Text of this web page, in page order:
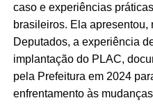
caso e experiências
brasileiros. Ela
Deputados, a experiência
implantação do PLAC,
pela Prefeitura em 2024
enfrentamento às